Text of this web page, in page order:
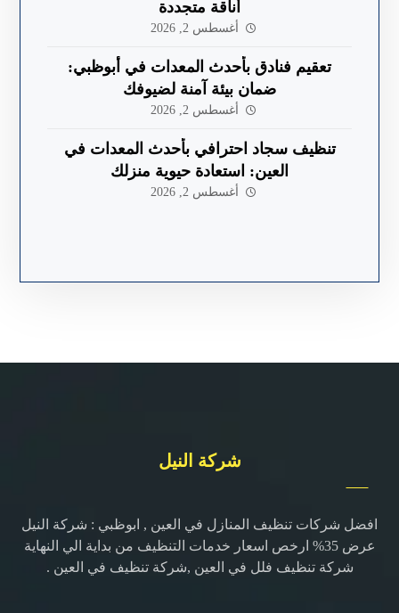
أناقة متجددة
أغسطس 2, 2026
تعقيم فنادق بأحدث المعدات في أبوظبي:
ضمان بيئة آمنة لضيوفك
أغسطس 2, 2026
تنظيف سجاد احترافي بأحدث المعدات في
العين: استعادة حيوية منزلك
أغسطس 2, 2026
شركة النيل
افضل شركات تنظيف المنازل في العين , ابوظبي : شركة النيل
عرض 35% ارخص اسعار خدمات التنظيف من بداية الي النهاية
شركة تنظيف فلل في العين ,شركة تنظيف في العين .